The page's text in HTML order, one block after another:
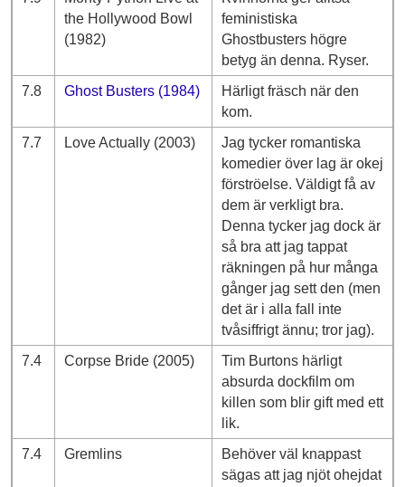
the Hollywood Bowl
(1982)
feministiska
Ghostbusters högre
betyg än denna. Ryser.
7.8
Ghost Busters (1984)
Härligt fräsch när den
kom.
7.7
Love Actually (2003)
Jag tycker romantiska
komedier över lag är okej
förströelse. Väldigt få av
dem är verkligt bra.
Denna tycker jag dock är
så bra att jag tappat
räkningen på hur många
gånger jag sett den (men
det är i alla fall inte
tvåsiffrigt ännu; tror jag).
7.4
Corpse Bride (2005)
Tim Burtons härligt
absurda dockfilm om
killen som blir gift med ett
lik.
7.4
Gremlins
Behöver väl knappast
sägas att jag njöt ohejdat